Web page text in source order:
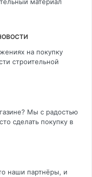
на покупку
строительной
Мы с радостью
сделать покупку в
наши партнёры, и